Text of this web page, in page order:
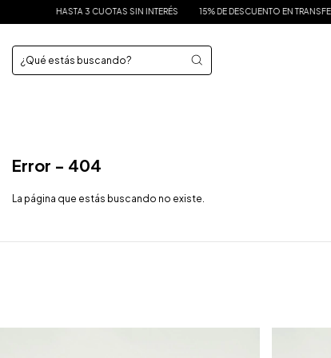
HASTA 3 CUOTAS SIN INTERÉS 15% DE DESCUENTO EN TRANSFERENCIA
Error - 404
La página que estás buscando no existe.